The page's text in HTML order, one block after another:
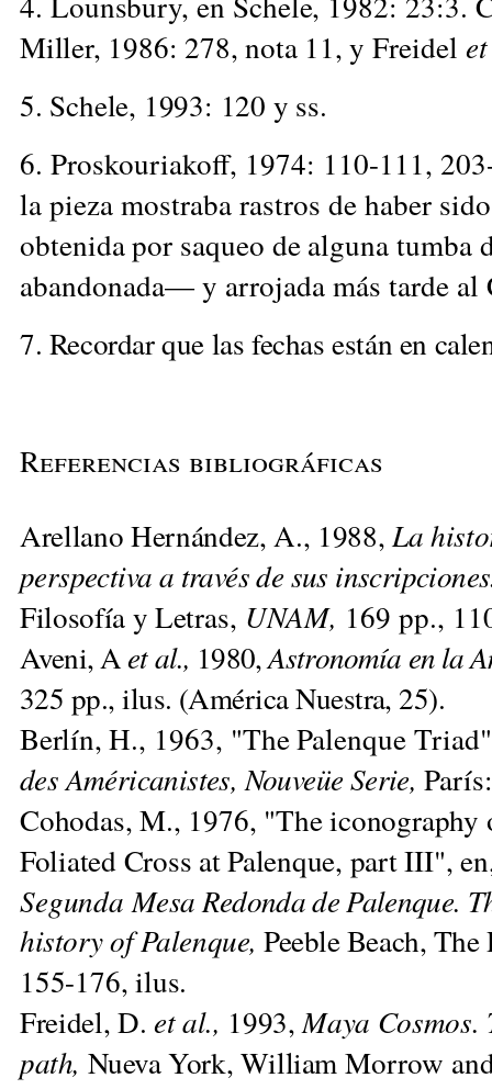
Miller, 1986: 278, nota 11,y Freidel
5. Schele, 1993: 120 y ss.
6. Proskouriakoff, 1974: 110-111,
la pieza mostraba rastros de haber
obtenida por saqueo de alguna tumba
abandonada— y arrojada más tarde al
7. Recordar que las fechas están en
Referencias bibliográficas
Arellano Hernández, A., 1988,La
perspectiva a través de sus
Filosofía y Letras, UNAM, 169 pp.,
Aveni, Aet al., 1980,Astronomía en la
325 pp., ilus. (América Nuestra, 25).
Berlín, H., 1963, "The Palenque
des Américanistes, Nouveüe Serie,
Cohodas, M., 1976, "The
Foliated Cross at Palenque, partIII",
Segunda Mesa Redonda de Palenque.
history of Palenque,Peeble Beach, The
155-176, ilus.
Freidel, D. et al., 1993,Maya
path, Nueva York, WilliamMorrow